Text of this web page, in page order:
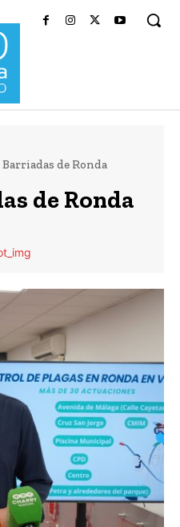
Barriadas de Ronda
de Ronda